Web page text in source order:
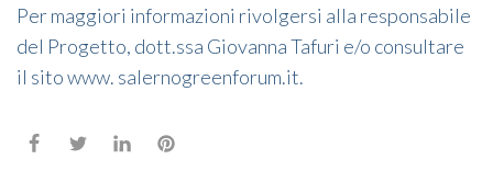
Per maggiori informazioni rivolgersi alla responsabile
del Progetto, dott.ssa Giovanna Tafuri e/o consultare
il sito www. salernogreenforum.it.